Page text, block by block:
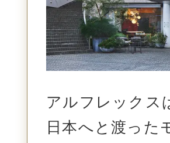
アルフレックス
日本へと渡った